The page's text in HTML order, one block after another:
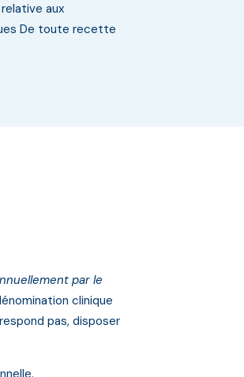
aux
De toute recette
par le
clinique
pas, disposer